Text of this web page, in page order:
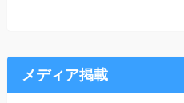
メディア掲載